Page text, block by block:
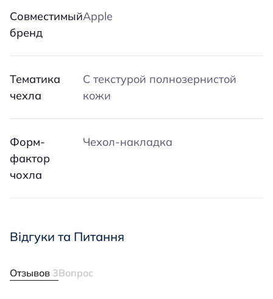
Совместимый
бренд
Apple
Тематика
чехла
С текстурой полнозернистой
кожи
Форм-
фактор
чохла
Чехол-накладка
Відгуки та Питання
Отзывов 3Вопрос